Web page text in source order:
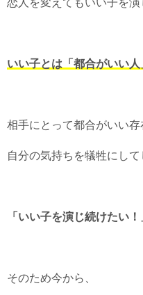
いい子とは「都合がいい人
相手にとって都合がいい存
自分の気持ちを犠牲にして
「いい子を演じ続けたい
そのため今から、